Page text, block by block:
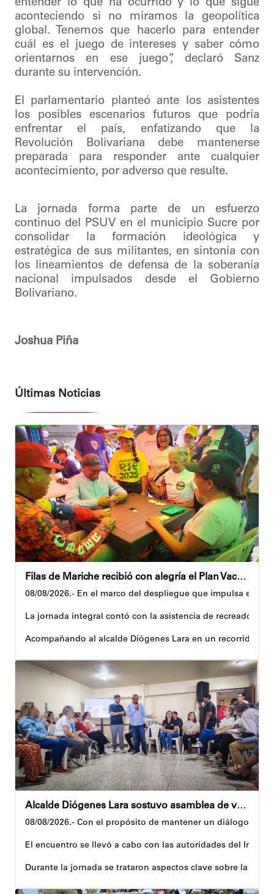
entender lo que ha ocurrido y lo que sigue
aconteciendo si no miramos la geopolítica
global. Tenemos que hacerlo para entender
cuál es el juego de intereses y saber cómo
orientarnos en ese juego”, declaró Sanz
durante su intervención.
El parlamentario planteó ante los asistentes
los posibles escenarios futuros que podría
enfrentar el país, enfatizando que la
Revolución Bolivariana debe mantenerse
preparada para responder ante cualquier
acontecimiento, por adverso que resulte.
La jornada forma parte de un esfuerzo
continuo del PSUV en el municipio Sucre por
consolidar la formación ideológica y
estratégica de sus militantes, en sintonía con
los lineamientos de defensa de la soberanía
nacional impulsados desde el Gobierno
Bolivariano.
Joshua Piña
Últimas Noticias
Filas de Mariche recibió con alegría el Plan Vacacional Venezuela RÍE 2026
08/08/2026.- En el marco del despliegue que impulsa el
La jornada integral contó con la asistencia de recreadores
Acompañando al alcalde Diógenes Lara en un recorrido,
Al respecto, señaló dos espacios permanentes habilitados
Precisamente, el Plan Vacacional Venezuela RÍE 2026
Andyvell Román
Alcalde Diógenes Lara sostuvo asamblea de vecinos con juntas de condominio de Palo Verde
08/08/2026.- Con el propósito de mantener un diálogo
El encuentro se llevó a cabo con las autoridades del
Durante la jornada se trataron aspectos clave sobre la
El alcalde tomó nota de las quejas, sugerencias y